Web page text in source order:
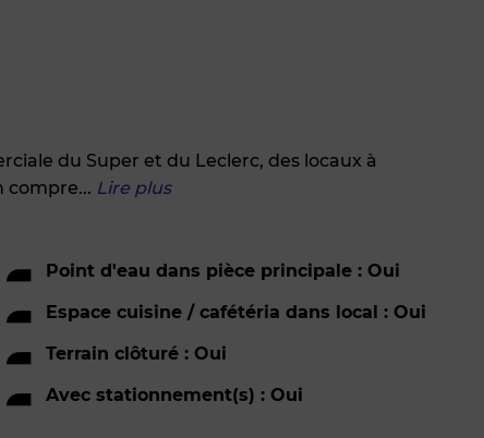
du Super et du Leclerc, des locaux à
compre... Lire plus
Point d'eau dans pièce principale : Oui
Espace cuisine / cafétéria dans local : Oui
Terrain clôturé : Oui
Avec stationnement(s) : Oui